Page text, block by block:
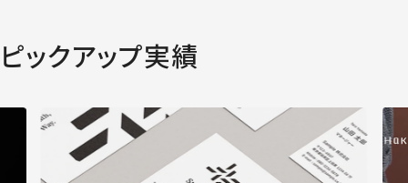
ピックアップ実績